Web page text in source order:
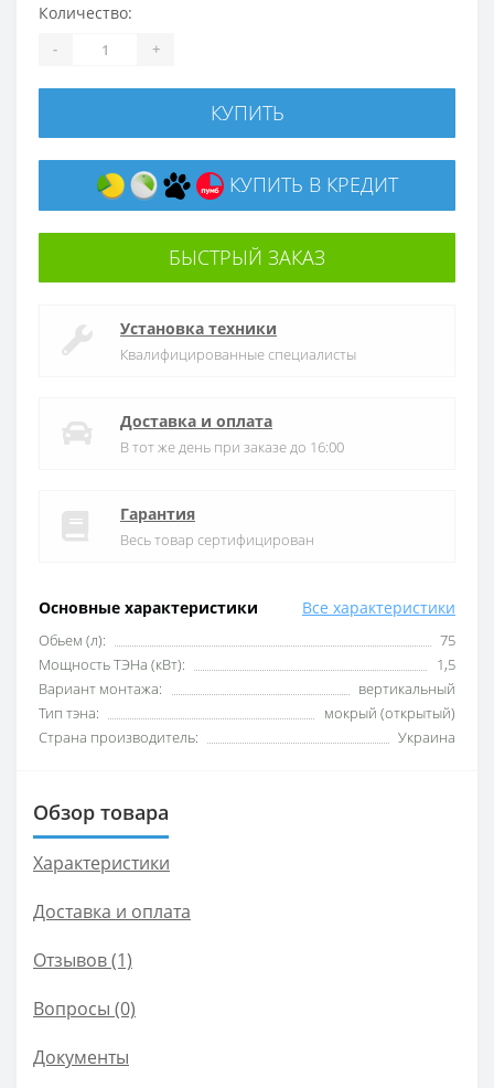
Основные характеристики Все характеристики
Обьем (л):
75
Мощность ТЭНа (кВт):
1,5
Вариант монтажа:
вертикальный
Тип тэна:
мокрый (открытый)
Страна производитель:
Украина
Количество:
- +
КУПИТЬ
КУПИТЬ В КРЕДИТ
БЫСТРЫЙ ЗАКАЗ
Установка техники
Квалифицированные специалисты
Доставка и оплата
В тот же день при заказе до 16:00
Гарантия
Весь товар сертифицирован
Обзор товара
Характеристики
Доставка и оплата
Отзывов (1)
Вопросы (0)
Документы